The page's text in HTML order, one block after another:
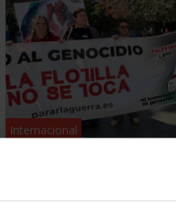
Internacional